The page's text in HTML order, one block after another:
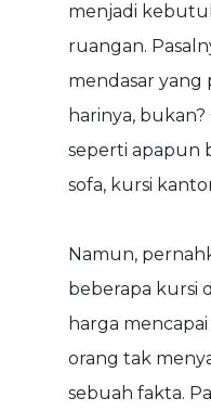
menjadi
ruangan.
mendasar yang
harinya,
seperti apapun
sofa, kursi
Namun,
beberapa kursi
harga
orang tak
sebuah fakta.